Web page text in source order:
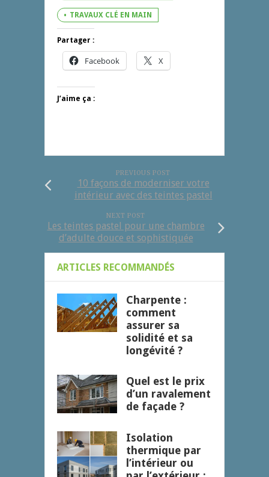
TRAVAUX CLÉ EN MAIN
Partager :
Facebook X
J’aime ça :
PREVIOUS POST
10 façons de moderniser votre
intérieur avec des teintes pastel
NEXT POST
Les teintes pastel pour une chambre
d’adulte douce et sophistiquée
ARTICLES RECOMMANDÉS
Charpente :
comment
assurer sa
solidité et sa
longévité ?
Quel est le prix
d’un ravalement
de façade ?
Isolation
thermique par
l’intérieur ou